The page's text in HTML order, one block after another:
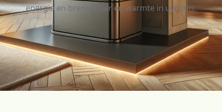
energie en breng sfeer en warmte in uw huis.